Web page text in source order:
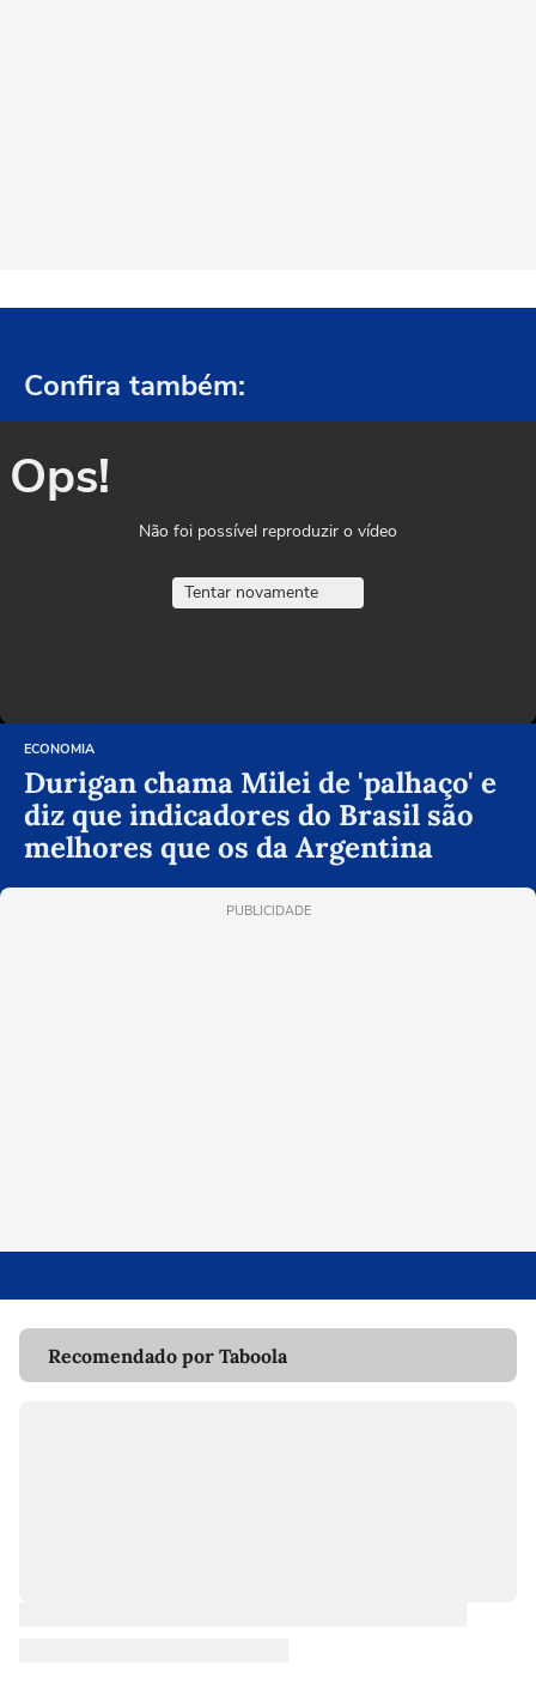
Confira também:
Ops!
Não foi possível reproduzir o vídeo
Tentar novamente
ECONOMIA
Durigan chama Milei de 'palhaço' e
diz que indicadores do Brasil são
melhores que os da Argentina
PUBLICIDADE
Recomendado por Taboola